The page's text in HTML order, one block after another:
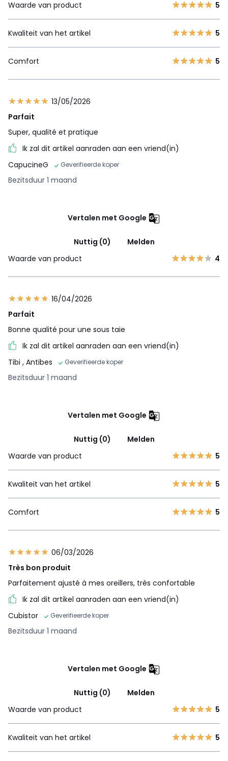
Waarde van product
5
Kwaliteit van het artikel 5
Comfort 5
13/05/2026
Parfait
Super, qualité et pratique
Ik zal dit artikel aanraden aan een vriend(in)
CapucineG
Geverifieerde koper
Bezitsduur 1 maand
Vertalen met Google
Nuttig (0)
Melden
Waarde van product
4
16/04/2026
Parfait
Bonne qualité pour une sous taie
Ik zal dit artikel aanraden aan een vriend(in)
Tibi , Antibes Geverifieerde koper
Bezitsduur 1 maand
Vertalen met Google
Nuttig (0)
Melden
Waarde van product
5
Kwaliteit van het artikel 5
Comfort 5
06/03/2026
Très bon produit
Parfaitement ajusté à mes oreillers, très confortable
Ik zal dit artikel aanraden aan een vriend(in)
Cubistor
Geverifieerde koper
Bezitsduur 1 maand
Vertalen met Google
Nuttig (0)
Melden
Waarde van product
5
Kwaliteit van het artikel 5